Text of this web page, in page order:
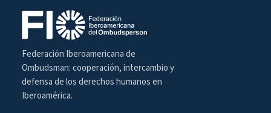
Federación Iberoamericana de
Ombudsman: cooperación, intercambio y
defensa de los derechos humanos en
Iberoamérica.